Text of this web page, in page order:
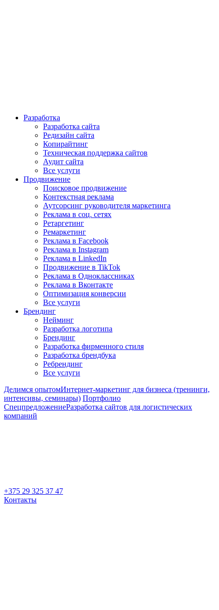
Разработка
Разработка сайта
Редизайн сайта
Копирайтинг
Техническая поддержка сайтов
Аудит сайта
Все услуги
Продвижение
Поисковое продвижение
Контекстная реклама
Аутсорсинг руководителя маркетинга
Реклама в соц. сетях
Ретаргетинг
Ремаркетинг
Реклама в Facebook
Реклама в Instagram
Реклама в LinkedIn
Продвижение в TikTok
Реклама в Одноклассниках
Реклама в Вконтакте
Оптимизация конверсии
Все услуги
Брендинг
Нейминг
Разработка логотипа
Брендинг
Разработка фирменного стиля
Разработка брендбука
Ребрендинг
Все услуги
Делимся опытомИнтернет-маркетинг для бизнеса (тренинги,
интенсивы, семинары) Портфолио
СпецпредложениеРазработка сайтов для логистических
компаний
+375 29 325 37 47
Контакты